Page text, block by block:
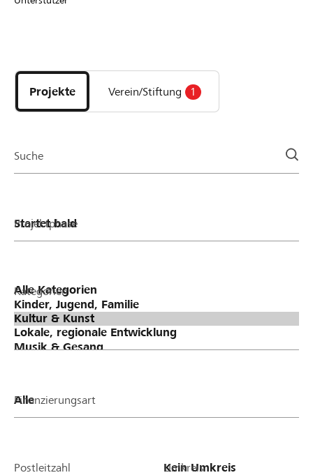
DE FR IT
Projekte
und
Organisationen
Projekte Verein/Stiftung 1
Suche
Projektphase
Kategorien
Finanzierungsart
Postleitzahl Umkreis